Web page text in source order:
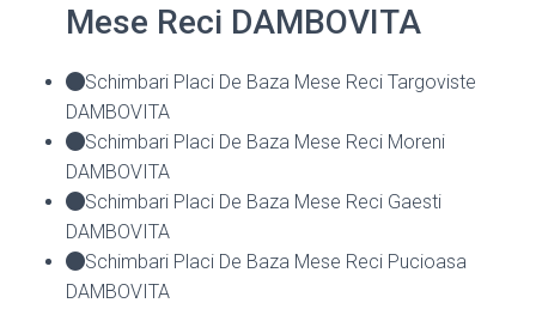
Mese Reci DAMBOVITA
Schimbari Placi De Baza Mese Reci Targoviste
DAMBOVITA
Schimbari Placi De Baza Mese Reci Moreni
DAMBOVITA
Schimbari Placi De Baza Mese Reci Gaesti
DAMBOVITA
Schimbari Placi De Baza Mese Reci Pucioasa
DAMBOVITA